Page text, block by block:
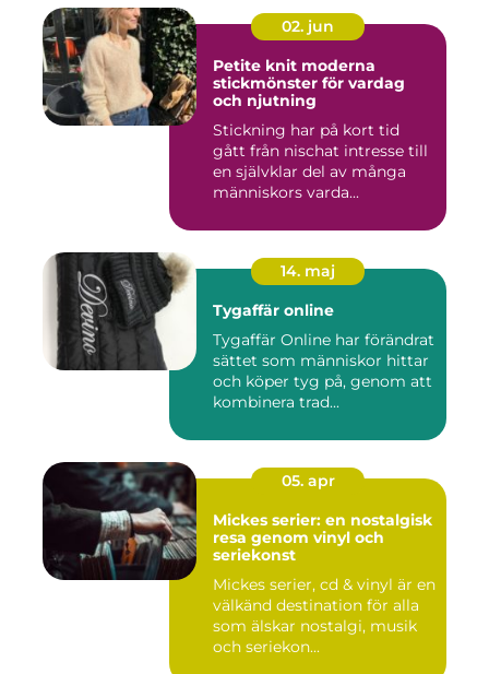
02. jun
Petite knit moderna
stickmönster för vardag
och njutning
Stickning har på kort tid
gått från nischat intresse till
en självklar del av många
människors varda...
14. maj
Tygaffär online
Tygaffär Online har förändrat
sättet som människor hittar
och köper tyg på, genom att
kombinera trad...
05. apr
Mickes serier: en nostalgisk
resa genom vinyl och
seriekonst
Mickes serier, cd & vinyl är en
välkänd destination för alla
som älskar nostalgi, musik
och seriekon...